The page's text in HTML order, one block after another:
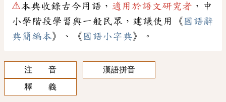
⚠本典收錄古今用語， 適用於語文研究者 ，中
小學階段學習與一般民眾，建議使用《 國語辭
典簡編本》、《 國語小字典》。
注 音
漢語拼音
釋 義